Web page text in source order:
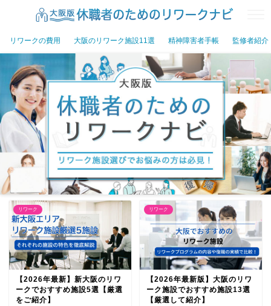
リワークの費用 大阪のリワーク施設11選 精神障害者手帳 監修者紹介
リワーク
【2026年最新】新大阪のリワ
ークでおすすめ施設5選【厳選
をご紹介】
リワーク
【2026年最新版】大阪のリワ
ーク施設でおすすめ施設13選
【厳選して紹介】